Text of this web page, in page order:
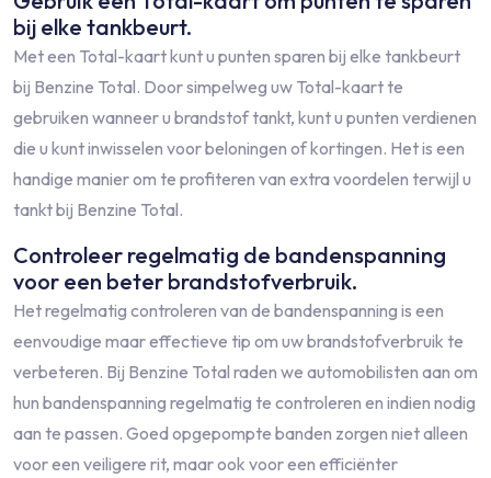
bij elke tankbeurt.
Met een Total-kaart kunt u punten sparen bij elke tankbeurt
bij Benzine Total. Door simpelweg uw Total-kaart te
gebruiken wanneer u brandstof tankt, kunt u punten verdienen
die u kunt inwisselen voor beloningen of kortingen. Het is een
handige manier om te profiteren van extra voordelen terwijl u
tankt bij Benzine Total.
Controleer regelmatig de bandenspanning
voor een beter brandstofverbruik.
Het regelmatig controleren van de bandenspanning is een
eenvoudige maar effectieve tip om uw brandstofverbruik te
verbeteren. Bij Benzine Total raden we automobilisten aan om
hun bandenspanning regelmatig te controleren en indien nodig
aan te passen. Goed opgepompte banden zorgen niet alleen
voor een veiligere rit, maar ook voor een efficiënter